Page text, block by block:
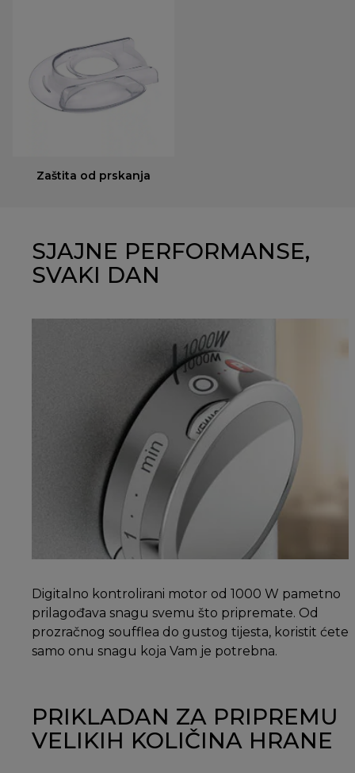
Zaštita od prskanja
SJAJNE PERFORMANSE,
SVAKI DAN
Digitalno kontrolirani motor od 1000 W pametno
prilagođava snagu svemu što pripremate. Od
prozračnog soufflea do gustog tijesta, koristit ćete
samo onu snagu koja Vam je potrebna.
PRIKLADAN ZA PRIPREMU
VELIKIH KOLIČINA HRANE